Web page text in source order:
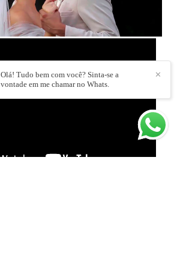
✕
Olá! Tudo bem com você? Sinta-se a
vontade em me chamar no Whats.